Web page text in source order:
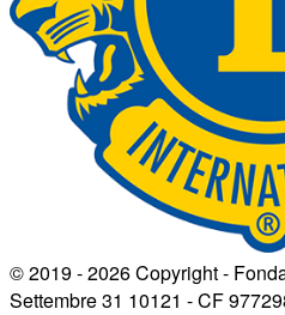
© 2019 - 2026 Copyright -
Settembre 31 10121 - CF